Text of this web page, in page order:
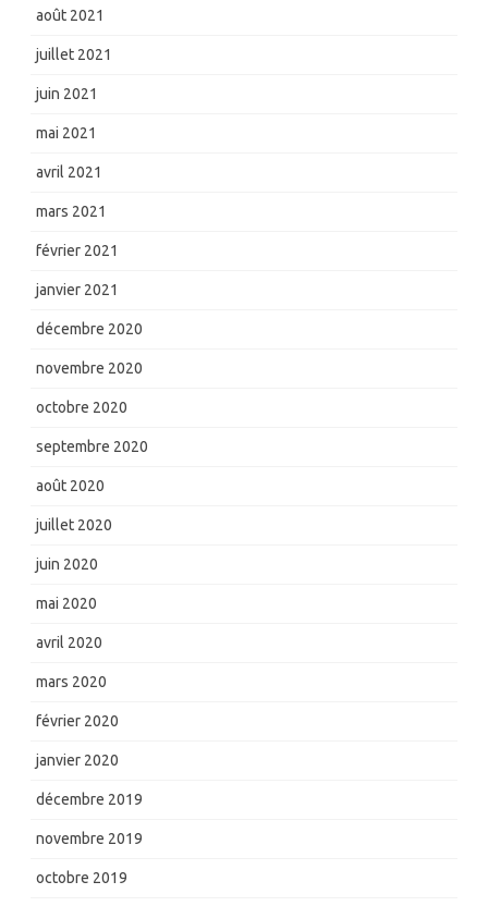
août 2021
juillet 2021
juin 2021
mai 2021
avril 2021
mars 2021
février 2021
janvier 2021
décembre 2020
novembre 2020
octobre 2020
septembre 2020
août 2020
juillet 2020
juin 2020
mai 2020
avril 2020
mars 2020
février 2020
janvier 2020
décembre 2019
novembre 2019
octobre 2019